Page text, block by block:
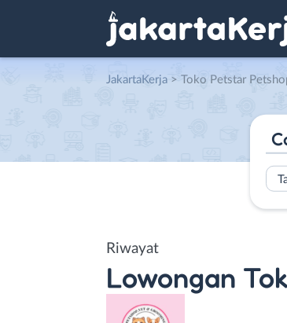
JakartaKerja > Toko Petstar
Riwayat
Lowongan